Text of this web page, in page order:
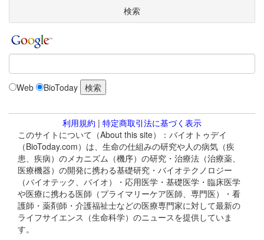
検索
Web BioToday
利用規約 | 特定商取引法に基づく表示
このサイトについて（About this site）：バイオトゥデイ
（BioToday.com）は、生命の仕組みの研究や人の病気（疾
患、疾病）のメカニズム（機序）の研究・治療法（治療薬、
医療機器）の開発に携わる基礎研究・バイオテクノロジー
（バイオテック、バイオ）・応用医学・基礎医学・臨床医学
や医療に携わる医師（プライマリーケア医師、専門医）・看
護師・薬剤師・介護福祉士などの医療専門家に対して最新の
ライフサイエンス（生命科学）のニュースを提供していま
す。